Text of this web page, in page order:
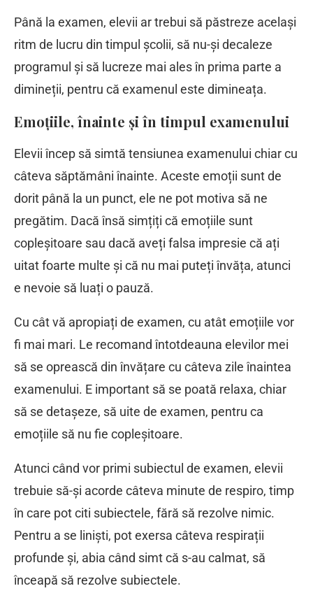
Până la examen, elevii ar trebui să păstreze același
ritm de lucru din timpul școlii, să nu-și decaleze
programul și să lucreze mai ales în prima parte a
dimineții, pentru că examenul este dimineața.
Emoțiile, înainte și în timpul examenului
Elevii încep să simtă tensiunea examenului chiar cu
câteva săptămâni înainte. Aceste emoții sunt de
dorit până la un punct, ele ne pot motiva să ne
pregătim. Dacă însă simțiți că emoțiile sunt
copleșitoare sau dacă aveți falsa impresie că ați
uitat foarte multe și că nu mai puteți învăța, atunci
e nevoie să luați o pauză.
Cu cât vă apropiați de examen, cu atât emoțiile vor
fi mai mari. Le recomand întotdeauna elevilor mei
să se oprească din învățare cu câteva zile înaintea
examenului. E important să se poată relaxa, chiar
să se detașeze, să uite de examen, pentru ca
emoțiile să nu fie copleșitoare.
Atunci când vor primi subiectul de examen, elevii
trebuie să-și acorde câteva minute de respiro, timp
în care pot citi subiectele, fără să rezolve nimic.
Pentru a se liniști, pot exersa câteva respirații
profunde și, abia când simt că s-au calmat, să
înceapă să rezolve subiectele.